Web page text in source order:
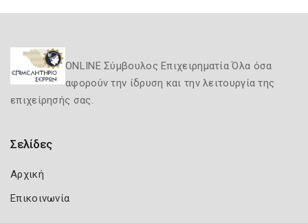
ONLINE Σύμβουλος Επιχειρηματία Όλα όσα
αφορούν την ίδρυση και την λειτουργία της
επιχείρησής σας.
Σελίδες
Αρχική
Επικοινωνία